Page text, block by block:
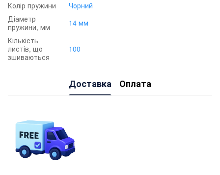
Колір пружини
Чорний
Діаметр
пружини, мм
14 мм
Кількість
листів, що
зшиваються
100
Доставка Оплата